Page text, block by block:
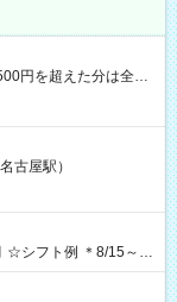
す ★日払い
お仕事後はコン
古屋駅）
21：00 ＊8/31
16：00 ＊9/6～